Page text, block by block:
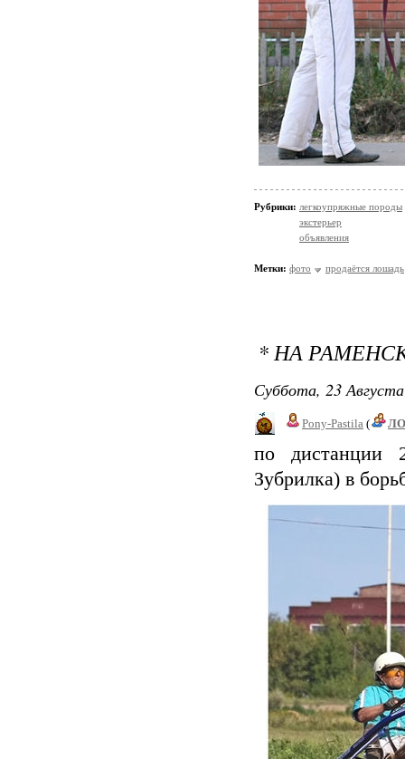
Рубрики: легкоупряжные породы
экстерьер
объявления
Метки: фото продаётся лошадь
* НА
Суббота, 23
Pony-Pastila (
по дистанции
Зубрилка) в